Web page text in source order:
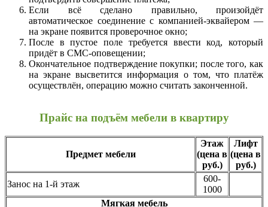
Если всё сделано правильно, произойдёт
автоматическое соединение с компанией-эквайером —
на экране появится проверочное окно;
После в пустое поле требуется ввести код, который
придёт в СМС-оповещении;
Окончательное подтверждение покупки; после того, как
на экране высветится информация о том, что платёж
осуществлён, операцию можно считать законченной.
Прайс на подъём мебели в квартиру
Предмет мебели
Этаж
(цена в
руб.)
Лифт
(цена в
руб.)
Занос на 1-й этаж
600-
1000
Мягкая мебель